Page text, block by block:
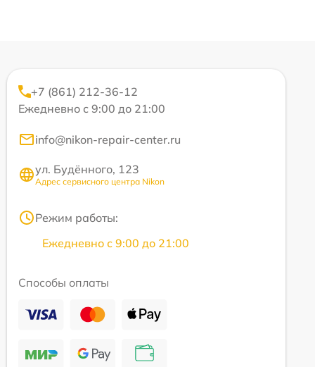
+7 (861) 212-36-12
Ежедневно с 9:00 до 21:00
info@nikon-repair-center.ru
ул. Будённого, 123
Адрес сервисного центра Nikon
Режим работы:
Ежедневно с 9:00 до 21:00
Способы оплаты